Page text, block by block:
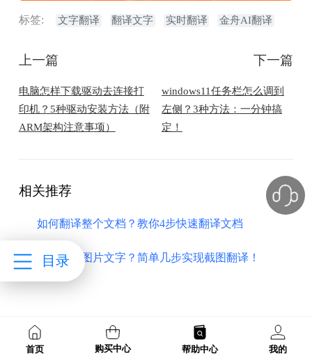
目录
标签: 文字翻译 翻译文字 实时翻译 金舟AI翻译
上一篇
​电脑怎样下载驱动去连接打
印机？5种驱动安装方法（附
ARM架构注意事项）
下一篇
windows11任务栏怎么调到
左侧？3种方法：一分钟搞
定！
相关推荐
如何翻译整个文档？教你4步快速翻译文档
怎么翻译图片文字？简单几步实现截图翻译！
首页 购买中心 帮助中心 我的